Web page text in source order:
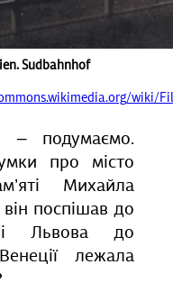
Sudbahnhof
wiki/
‒ подумаємо.
про місто
Михайла
поспішав до
Львова до
лежала